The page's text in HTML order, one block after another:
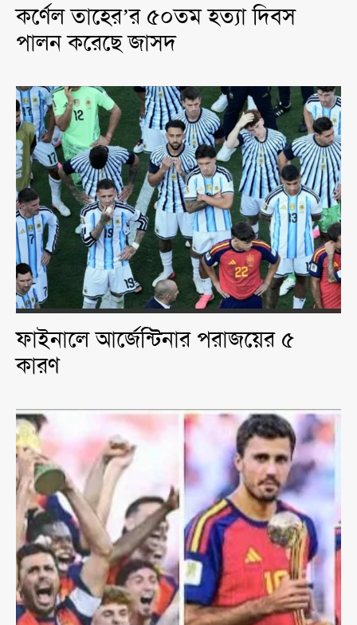
কর্ণেল তাহের’র ৫০তম হত্যা দিবস
পালন করেছে জাসদ
ফাইনালে আর্জেন্টিনার পরাজয়ের ৫
কারণ